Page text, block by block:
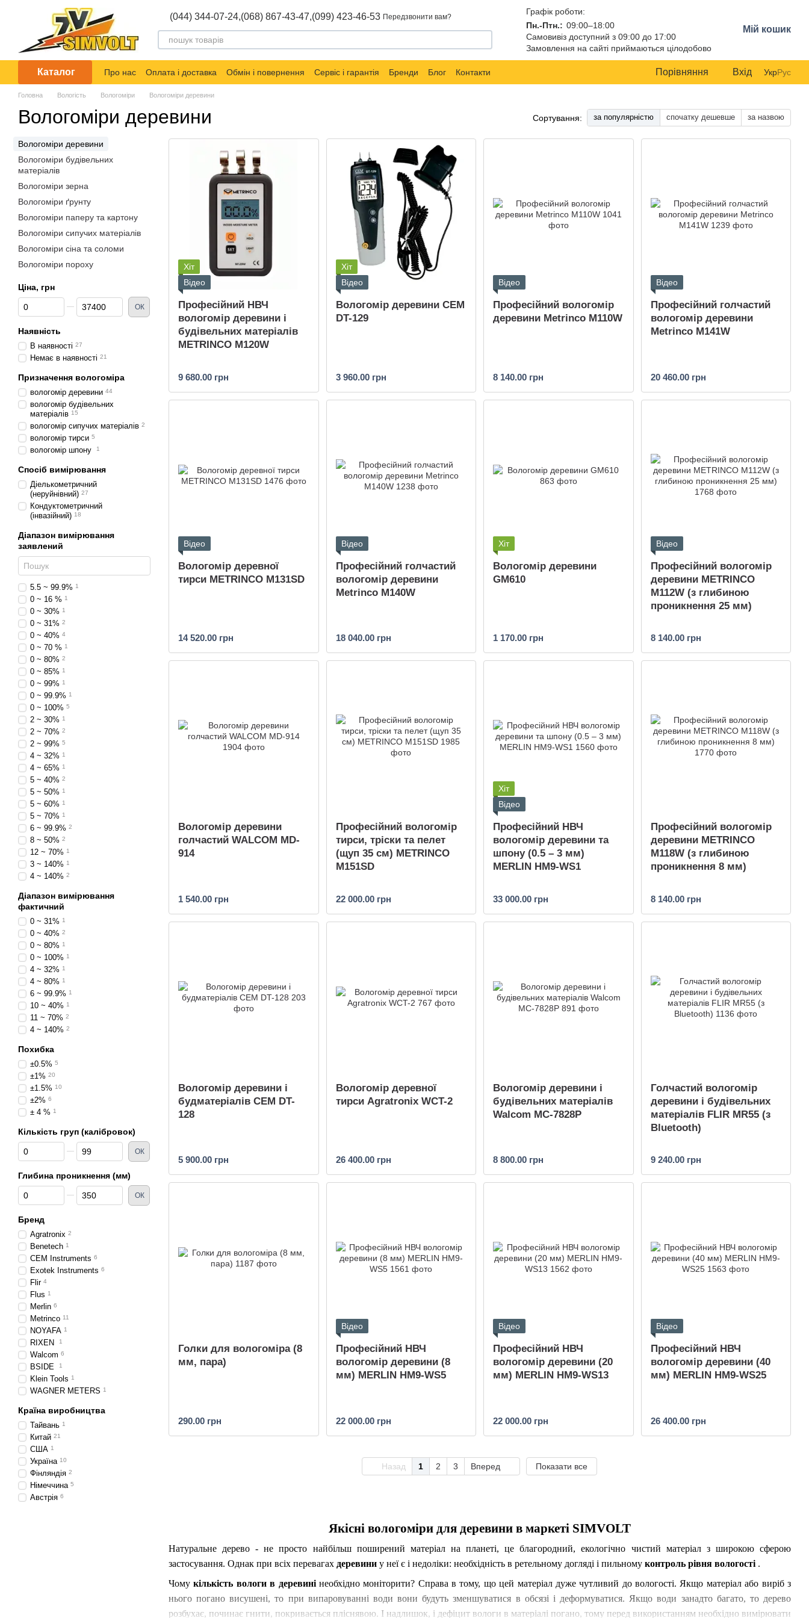
Перейти до основного контенту
(044) 344-07-24,(068) 867-43-47,(099) 423-46-53 Передзвонити вам?
Графік роботи:
Пн.-Птн.: 09:00–18:00
Самовивіз доступний з 09:00 до 17:00
Замовлення на сайті приймаються цілодобово
Мій кошик
Каталог Про нас Оплата і доставка Обмін і повернення Сервіс і гарантія Бренди Блог Контакти Порівняння Вхід УкрРус
Головна Вологість Вологоміри Вологоміри деревини
Вологоміри деревини Сортування: за популярністю спочатку дешевше за назвою
Якісні вологоміри для деревини в маркеті SIMVOLT
Натуральне дерево - не просто найбільш поширений матеріал на планеті, це благородний, екологічно чистий матеріал з широкою сферою
застосування. Однак при всіх перевагах деревини у неї є і недоліки: необхідність в ретельному догляді і пильному контроль рівня вологості .
Чомукількість вологи в деревинінеобхідно моніторити? Справа в тому, що цей матеріал дуже чутливий до вологості. Якщо матеріал або виріб з
нього погано висушені, то при випаровуванні води вони будуть зменшуватися в обсязі і деформуватися. Якщо води занадто багато, то дерево
розбухає, починає гнити, покривається пліснявою. І надлишок, і дефіцит вологи в матеріалі погано, тому перед використанням необхідно вимірювати
Хіт
Відео
Професійний НВЧ
вологомір деревини і
будівельних матеріалів
METRINCO M120W
9 680.00 грн
Хіт
Відео
Вологомір деревини CEM
DT-129
3 960.00 грн
Відео
Професійний вологомір
деревини Metrinco M110W
8 140.00 грн
Відео
Професійний голчастий
вологомір деревини
Metrinco M141W
20 460.00 грн
Відео
Вологомір деревної
тирси METRINCO M131SD
14 520.00 грн
Відео
Професійний голчастий
вологомір деревини
Metrinco M140W
18 040.00 грн
Хіт
Вологомір деревини
GM610
1 170.00 грн
Відео
Професійний вологомір
деревини METRINCO
M112W (з глибиною
проникнення 25 мм)
8 140.00 грн
Вологомір деревини
голчастий WALCOM MD-
914
1 540.00 грн
Професійний вологомір
тирси, тріски та пелет
(щуп 35 см) METRINCO
M151SD
22 000.00 грн
Хіт
Відео
Професійний НВЧ
вологомір деревини та
шпону (0.5 – 3 мм)
MERLIN HM9-WS1
33 000.00 грн
Професійний вологомір
деревини METRINCO
M118W (з глибиною
проникнення 8 мм)
8 140.00 грн
Вологомір деревини і
будматеріалів CEM DT-
128
5 900.00 грн
Вологомір деревної
тирси Agratronix WCT-2
26 400.00 грн
Вологомір деревини і
будівельних матеріалів
Walcom MC-7828P
8 800.00 грн
Голчастий вологомір
деревини і будівельних
матеріалів FLIR MR55 (з
Bluetooth)
9 240.00 грн
Голки для вологоміра (8
мм, пара)
290.00 грн
Відео
Професійний НВЧ
вологомір деревини (8
мм) MERLIN HM9-WS5
22 000.00 грн
Відео
Професійний НВЧ
вологомір деревини (20
мм) MERLIN HM9-WS13
22 000.00 грн
Відео
Професійний НВЧ
вологомір деревини (40
мм) MERLIN HM9-WS25
26 400.00 грн
Назад 1 2 3 Вперед Показати все
Вологоміри деревини
Вологоміри будівельних
матеріалів
Вологоміри зерна
Вологоміри ґрунту
Вологоміри паперу та картону
Вологоміри сипучих матеріалів
Вологоміри сіна та соломи
Вологоміри пороху
Ціна, грн
Від Ціна, грн
До Ціна, грн ОК
Наявність
В наявності 27
Немає в наявності 21
Призначення вологоміра
вологомір деревини 44
вологомір будівельних
матеріалів 15
вологомір сипучих матеріалів 2
вологомір тирси 5
вологомір шпону 1
Спосіб вимірювання
Діелькометричний
(неруйнівний) 27
Кондуктометричний
(інвазійний) 18
Діапазон вимірювання
заявлений
5.5 ~ 99.9% 1
0 ~ 16 % 1
0 ~ 30% 1
0 ~ 31% 2
0 ~ 40% 4
0 ~ 70 % 1
0 ~ 80% 2
0 ~ 85% 1
0 ~ 99% 1
0 ~ 99.9% 1
0 ~ 100% 5
2 ~ 30% 1
2 ~ 70% 2
2 ~ 99% 5
4 ~ 32% 1
4 ~ 65% 1
5 ~ 40% 2
5 ~ 50% 1
5 ~ 60% 1
5 ~ 70% 1
6 ~ 99.9% 2
8 ~ 50% 2
12 ~ 70% 1
3 ~ 140% 1
4 ~ 140% 2
Діапазон вимірювання
фактичний
0 ~ 31% 1
0 ~ 40% 2
0 ~ 80% 1
0 ~ 100% 1
4 ~ 32% 1
4 ~ 80% 1
6 ~ 99.9% 1
10 ~ 40% 1
11 ~ 70% 2
4 ~ 140% 2
Похибка
±0.5% 5
±1% 20
±1.5% 10
±2% 6
± 4 % 1
Кількість груп (калібровок)
Від Кількість груп (калібровок)
До Кількість груп (калібровок) ОК
Глибина проникнення (мм)
Від Глибина проникнення (мм)
До Глибина проникнення (мм)ОК
Бренд
Agratronix 2
Benetech 1
CEM Instruments 6
Exotek Instruments 6
Flir 4
Flus 1
Merlin 6
Metrinco 11
NOYAFA 1
RIXEN 1
Walcom 6
BSIDE 1
Klein Tools 1
WAGNER METERS 1
Країна виробництва
Тайвань 1
Китай 21
США 1
Україна 10
Фінляндія 2
Німеччина 5
Австрія 6